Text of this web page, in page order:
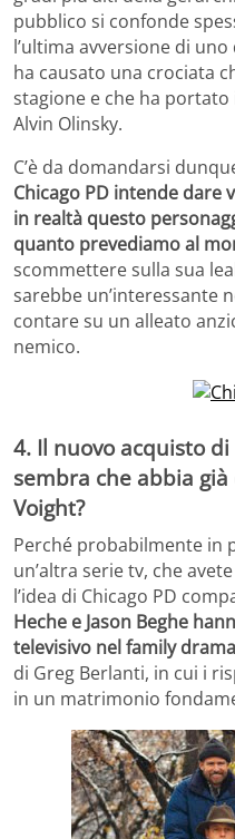
pubblico si confonde
l’ultima avversione di
ha causato una crociata
stagione e che ha
Alvin Olinsky.
C’è da domandarsi
Chicago PD intende dare
in realtà questo
quanto prevediamo al
scommettere sulla sua
sarebbe un’interessante
contare su un alleato
nemico.
4. Il nuovo acquisto di
sembra che abbia
Voight?
Perché probabilmente in
un’altra serie tv, che
l’idea di Chicago PD
Heche e Jason Beghe
televisivo nel family
di Greg Berlanti, in cui i
in un matrimonio